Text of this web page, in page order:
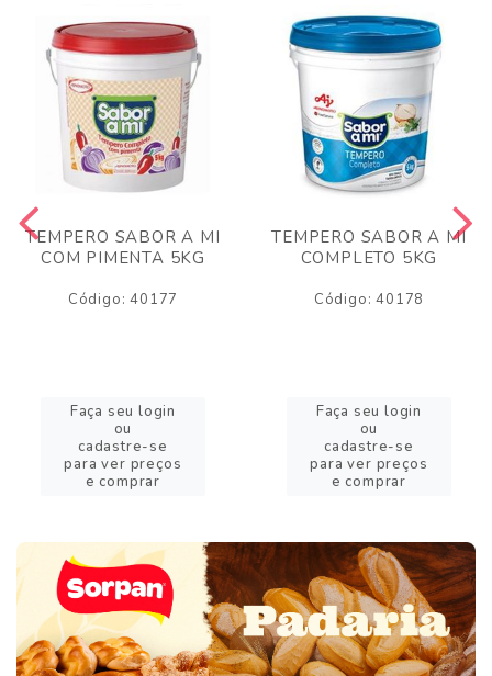
TEMPERO SABOR A MI
COM PIMENTA 5KG
Código: 40177
Faça seu login
ou
cadastre-se
para ver preços
e comprar
TEMPERO SABOR A MI
COMPLETO 5KG
Código: 40178
Faça seu login
ou
cadastre-se
para ver preços
e comprar